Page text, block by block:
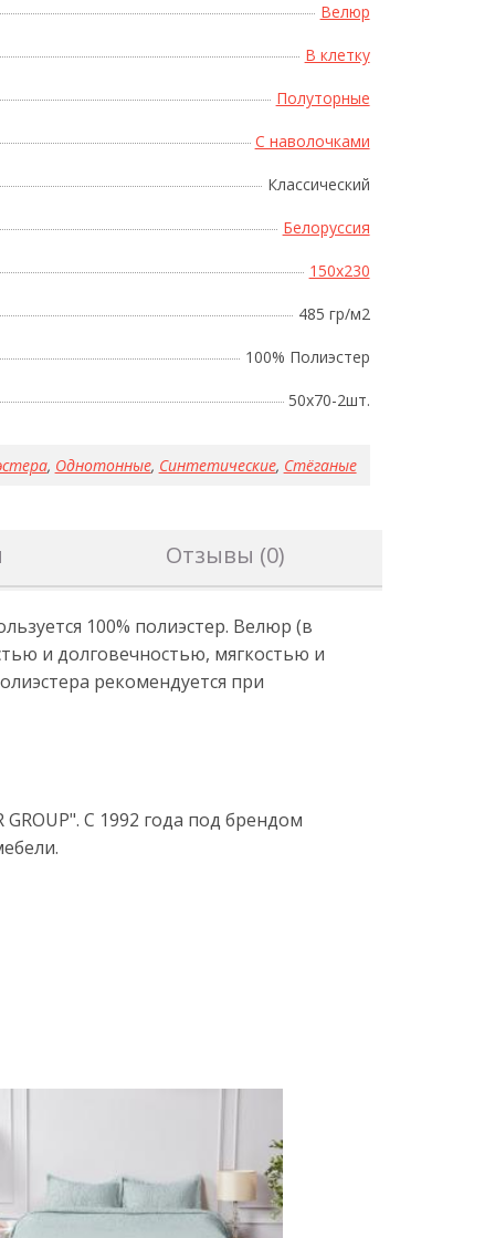
Велюр
В клетку
Полуторные
С наволочками
Классический
Белоруссия
150x230
485 гр/м2
100% Полиэстер
50x70-2шт.
, Однотонные, Синтетические, Стёганые
Отзывы (0)
100% полиэстер. Велюр (в
и долговечностью, мягкостью и
рекомендуется при
С 1992 года под брендом